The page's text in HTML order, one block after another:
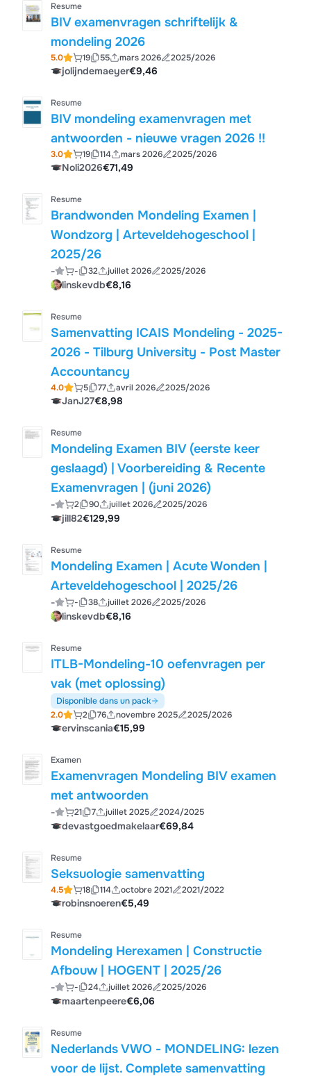
Resume
BIV examenvragen schriftelijk &
mondeling 2026
5.0 19 55 mars 2026 2025/2026
jolijndemaeyer€9,46
Resume
BIV mondeling examenvragen met
antwoorden - nieuwe vragen 2026 !!
3.0 19 114 mars 2026 2025/2026
Noli2026€71,49
Resume
Brandwonden Mondeling Examen |
Wondzorg | Arteveldehogeschool |
2025/26
- - 32 juillet 2026 2025/2026
linskevdb€8,16
Resume
Samenvatting ICAIS Mondeling - 2025-
2026 - Tilburg University - Post Master
Accountancy
4.0 5 77 avril 2026 2025/2026
JanJ27€8,98
Resume
Mondeling Examen BIV (eerste keer
geslaagd) | Voorbereiding & Recente
Examenvragen | (juni 2026)
- 2 90 juillet 2026 2025/2026
jill82€129,99
Resume
Mondeling Examen | Acute Wonden |
Arteveldehogeschool | 2025/26
- - 38 juillet 2026 2025/2026
linskevdb€8,16
Resume
ITLB-Mondeling-10 oefenvragen per
vak (met oplossing)
Disponible dans un pack
2.0
2 76 novembre 2025 2025/2026
ervinscania€15,99
Examen
Examenvragen Mondeling BIV examen
met antwoorden
- 21 7 juillet 2025 2024/2025
devastgoedmakelaar€69,84
Resume
Seksuologie samenvatting
4.5 18 114 octobre 2021 2021/2022
robinsnoeren€5,49
Resume
Mondeling Herexamen | Constructie
Afbouw | HOGENT | 2025/26
- - 24 juillet 2026 2025/2026
maartenpeere€6,06
Resume
Nederlands VWO - MONDELING: lezen
voor de lijst. Complete samenvatting